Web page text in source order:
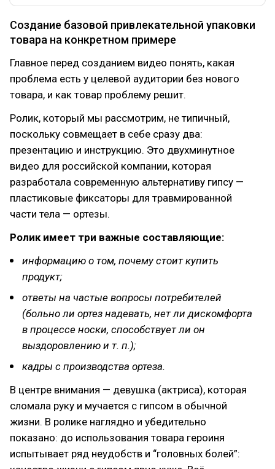
Создание базовой привлекательной упаковки
товара на конкретном примере
Главное перед созданием видео понять, какая
проблема есть у целевой аудитории без нового
товара, и как товар проблему решит.
Ролик, который мы рассмотрим, не типичный,
поскольку совмещает в себе сразу два:
презентацию и инструкцию. Это двухминутное
видео для российской компании, которая
разработала современную альтернативу гипсу —
пластиковые фиксаторы для травмированной
части тела — ортезы.
Ролик имеет три важные составляющие:
информацию о том, почему стоит купить
продукт;
ответы на частые вопросы потребителей
(больно ли ортез надевать, нет ли дискомфорта
в процессе носки, способствует ли он
выздоровлению и т. п.);
кадры с производства ортеза.
В центре внимания — девушка (актриса), которая
сломала руку и мучается с гипсом в обычной
жизни. В ролике наглядно и убедительно
показано: до использования товара героиня
испытывает ряд неудобств и “головных болей”: